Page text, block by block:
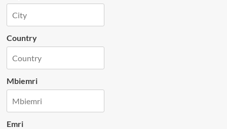
Country
Mbiemri
Emri